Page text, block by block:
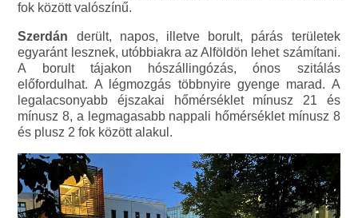
fok között valószínű.
Szerdán derült, napos, illetve borult, párás területek
egyaránt lesznek, utóbbiakra az Alföldön lehet számítani.
A borult tájakon hószállingózás, ónos szitálás
előfordulhat. A légmozgás többnyire gyenge marad. A
legalacsonyabb éjszakai hőmérséklet mínusz 21 és
mínusz 8, a legmagasabb nappali hőmérséklet mínusz 8
és plusz 2 fok között alakul.